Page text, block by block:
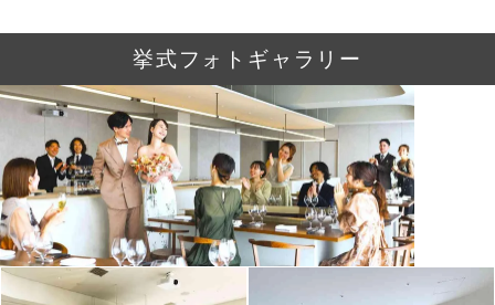
挙式フォトギャラリー